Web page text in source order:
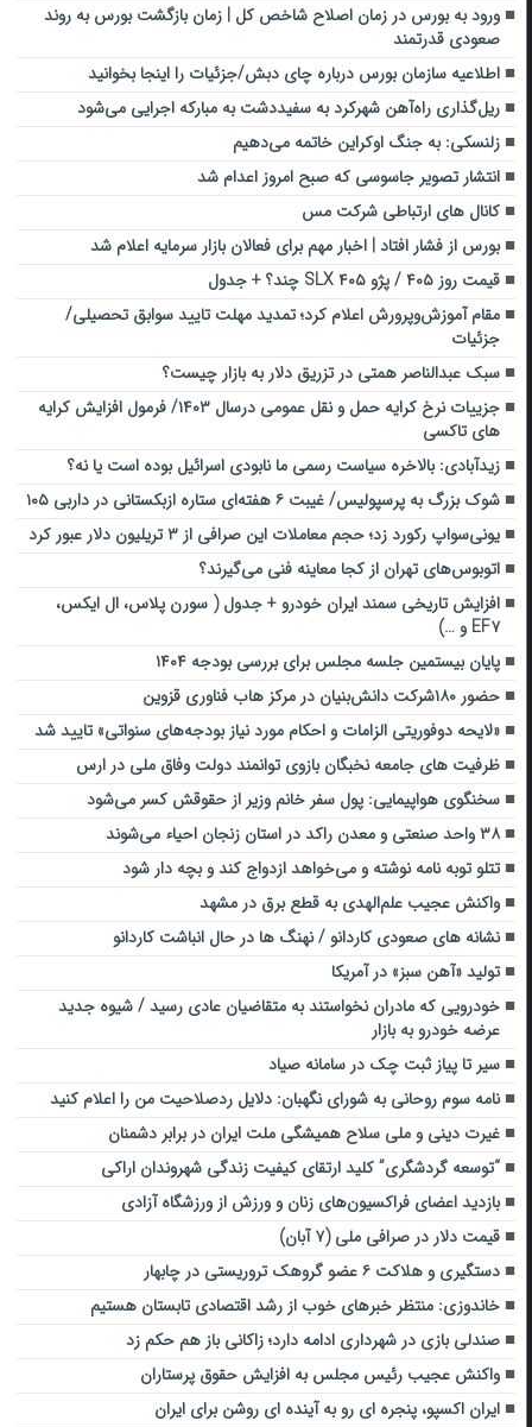
ورود به بورس در زمان اصلاح شاخص کل | زمان بازگشت بورس به روند
صعودی قدرتمند
اطلاعیه سازمان بورس درباره چای دبش/جزئیات را اینجا بخوانید
ریل‌گذاری راه‌آهن شهرکرد به سفیددشت به مبارکه اجرایی می‌شود
زلنسکی: به جنگ اوکراین خاتمه می‌دهیم
انتشار تصویر جاسوسی که صبح امروز اعدام شد
کانال های ارتباطی شرکت مس
بورس از فشار افتاد | اخبار مهم برای فعالان بازار سرمایه اعلام شد
قیمت روز ۴۰۵ / پژو ۴۰۵ SLX چند؟ + جدول
مقام آموزش‌وپرورش اعلام کرد؛ تمدید مهلت تایید سوابق تحصیلی/
جزئیات
سبک عبدالناصر همتی در تزریق دلار به بازار چیست؟
جزییات نرخ کرایه حمل و نقل عمومی درسال ۱۴۰۳/ فرمول افزایش کرایه
های تاکسی
زیدآبادی: بالاخره سیاست رسمی ما نابودی اسرائیل بوده است یا نه؟
شوک بزرگ به پرسپولیس/ غیبت ۶ هفته‌ای ستاره ازبکستانی در داربی ۱۰۵
یونی‌سواپ رکورد زد؛ حجم معاملات این صرافی از ۳ تریلیون دلار عبور کرد
اتوبوس‌های تهران از کجا معاینه فنی می‌گیرند؟
افزایش تاریخی سمند ایران خودرو + جدول ( سورن پلاس، ال ایکس،
EF۷ و …)
پایان بیستمین جلسه مجلس برای بررسی بودجه ۱۴۰۴
حضور ۱۸۰شرکت دانش‌بنیان در مرکز هاب فناوری قزوین
«لایحه دوفوریتی الزامات و احکام مورد نیاز بودجه‌های سنواتی» تایید شد
ظرفیت های جامعه نخبگان بازوی توانمند دولت وفاق ملی در ارس
سخنگوی هواپیمایی: پول سفر خانم وزیر از حقوقش کسر می‌شود
۳۸ واحد صنعتی و معدن راکد در استان زنجان احیاء می‌شوند
تتلو توبه نامه نوشته و می‌خواهد ازدواج کند و بچه دار شود
واکنش عجیب علم‌الهدی به قطع برق در مشهد
نشانه های صعودی کاردانو / نهنگ ها در حال انباشت کاردانو
تولید «آهن سبز»‌ در آمریکا
خودرویی که مادران نخواستند به متقاضیان عادی رسید / شیوه جدید
عرضه خودرو به بازار
سیر تا پیاز ثبت چک در سامانه صیاد
نامه سوم روحانی به شورای نگهبان: دلایل ردصلاحیت من را اعلام کنید
غیرت دینی و ملی سلاح همیشگی ملت ایران در برابر دشمنان
“توسعه گردشگری” کلید ارتقای کیفیت زندگی شهروندان اراکی
بازدید اعضای فراکسیون‌های زنان و ورزش از ورزشگاه آزادی
قیمت دلار در صرافی ملی (۷ آبان)
دستگیری و هلاکت ۶ عضو گروهک تروریستی در چابهار
خاندوزی: منتظر خبرهای خوب از رشد اقتصادی تابستان هستیم
صندلی بازی در شهرداری ادامه دارد؛ زاکانی باز هم حکم زد
واکنش عجیب رئیس مجلس به افزایش حقوق پرستاران
ایران اکسپو، پنجره ای رو به آینده ای روشن برای ایران